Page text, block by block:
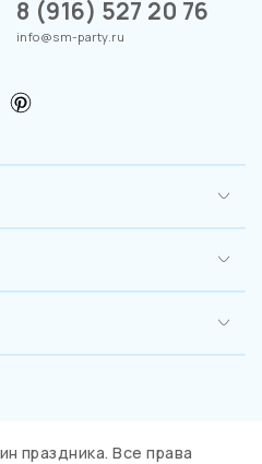
8 (916) 527 20 76
info@sm-party.ru
праздника. Все права